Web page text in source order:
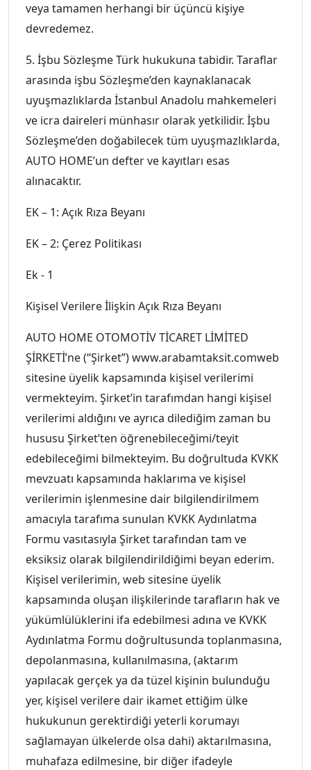
veya tamamen herhangi bir üçüncü kişiye
devredemez.
5. İşbu Sözleşme Türk hukukuna tabidir. Taraflar
arasında işbu Sözleşme’den kaynaklanacak
uyuşmazlıklarda İstanbul Anadolu mahkemeleri
ve icra daireleri münhasır olarak yetkilidir. İşbu
Sözleşme’den doğabilecek tüm uyuşmazlıklarda,
AUTO HOME’un defter ve kayıtları esas
alınacaktır.
EK – 1: Açık Rıza Beyanı
EK – 2: Çerez Politikası
Ek - 1
Kişisel Verilere İlişkin Açık Rıza Beyanı
AUTO HOME OTOMOTİV TİCARET LİMİTED
ŞİRKETİ’ne (“Şirket”) www.arabamtaksit.comweb
sitesine üyelik kapsamında kişisel verilerimi
vermekteyim. Şirket’in tarafımdan hangi kişisel
verilerimi aldığını ve ayrıca dilediğim zaman bu
hususu Şirket’ten öğrenebileceğimi/teyit
edebileceğimi bilmekteyim. Bu doğrultuda KVKK
mevzuatı kapsamında haklarıma ve kişisel
verilerimin işlenmesine dair bilgilendirilmem
amacıyla tarafıma sunulan KVKK Aydınlatma
Formu vasıtasıyla Şirket tarafından tam ve
eksiksiz olarak bilgilendirildiğimi beyan ederim.
Kişisel verilerimin, web sitesine üyelik
kapsamında oluşan ilişkilerinde tarafların hak ve
yükümlülüklerini ifa edebilmesi adına ve KVKK
Aydınlatma Formu doğrultusunda toplanmasına,
depolanmasına, kullanılmasına, (aktarım
yapılacak gerçek ya da tüzel kişinin bulunduğu
yer, kişisel verilere dair ikamet ettiğim ülke
hukukunun gerektirdiği yeterli korumayı
sağlamayan ülkelerde olsa dahi) aktarılmasına,
muhafaza edilmesine, bir diğer ifadeyle